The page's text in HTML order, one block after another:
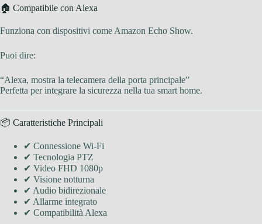
🏠 Compatibile con Alexa
Funziona con dispositivi come Amazon Echo Show.
Puoi dire:
“Alexa, mostra la telecamera della porta principale”
Perfetta per integrare la sicurezza nella tua smart home.
📦 Caratteristiche Principali
✔ Connessione Wi-Fi
✔ Tecnologia PTZ
✔ Video FHD 1080p
✔ Visione notturna
✔ Audio bidirezionale
✔ Allarme integrato
✔ Compatibilità Alexa